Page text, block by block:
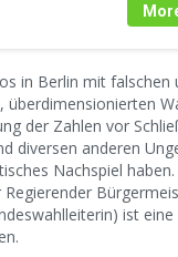
in Berlin mit falschen
überdimensionierten
der Zahlen vor
diversen anderen
Nachspiel haben.
Regierender
ist